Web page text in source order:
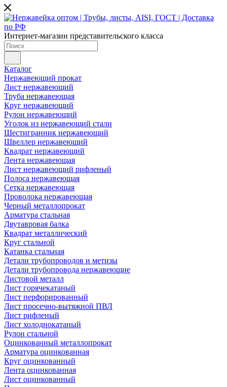
Интернет-магазин представительского класса
Каталог
Нержавеющий прокат
Лист нержавеющий
Труба нержавеющая
Круг нержавеющий
Рулон нержавеющий
Уголок из нержавеющий стали
Шестигранник нержавеющий
Швеллер нержавеющий
Квадрат нержавеющий
Лента нержавеющая
Лист нержавеющий рифленый
Полоса нержавеющая
Сетка нержавеющая
Проволока нержавеющая
Черный металлопрокат
Арматура стальная
Двутавровая балка
Квадрат металлический
Круг стальной
Катанка стальная
Детали трубопроводов и метизы
Детали трубопровода нержавеющие
Листовой металл
Лист горячекатаный
Лист перфорированный
Лист просечно-вытяжной ПВЛ
Лист рифленый
Лист холоднокатаный
Рулон стальной
Оцинкованный металлопрокат
Арматура оцинкованная
Круг оцинкованный
Лента оцинкованная
Лист оцинкованный